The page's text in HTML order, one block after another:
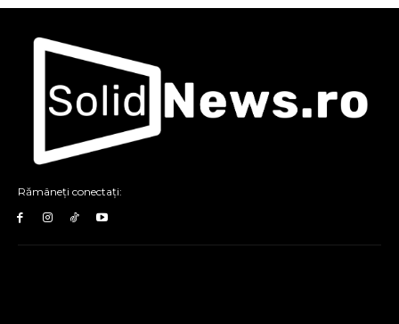
Rămâneți conectați: